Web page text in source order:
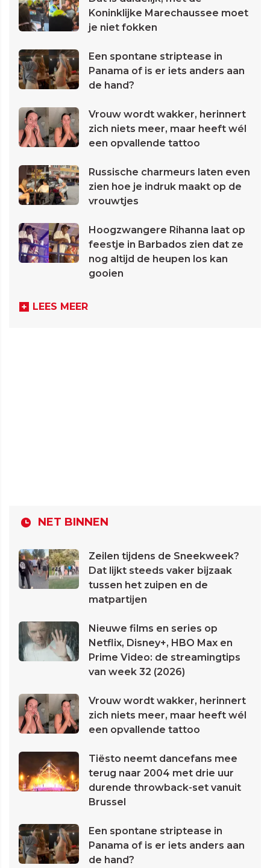
Koninklijke Marechaussee moet
je niet fokken
Een spontane striptease in
Panama of is er iets anders aan
de hand?
Vrouw wordt wakker, herinnert
zich niets meer, maar heeft wél
een opvallende tattoo
Russische charmeurs laten even
zien hoe je indruk maakt op de
vrouwtjes
Hoogzwangere Rihanna laat op
feestje in Barbados zien dat ze
nog altijd de heupen los kan
gooien
LEES MEER
NET BINNEN
Zeilen tijdens de Sneekweek?
Dat lijkt steeds vaker bijzaak
tussen het zuipen en de
matpartijen
Nieuwe films en series op
Netflix, Disney+, HBO Max en
Prime Video: de streamingtips
van week 32 (2026)
Vrouw wordt wakker, herinnert
zich niets meer, maar heeft wél
een opvallende tattoo
Tiësto neemt dancefans mee
terug naar 2004 met drie uur
durende throwback-set vanuit
Brussel
Een spontane striptease in
Panama of is er iets anders aan
de hand?